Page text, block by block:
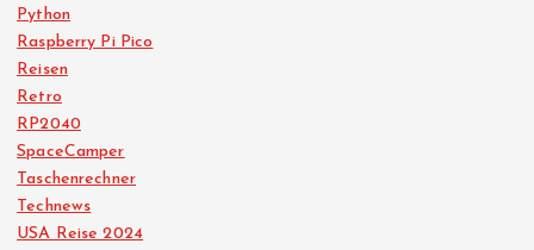
Python
Raspberry Pi Pico
Reisen
Retro
RP2040
SpaceCamper
Taschenrechner
Technews
USA Reise 2024